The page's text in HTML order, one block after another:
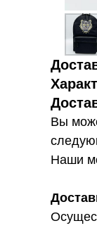
Вы
Наши